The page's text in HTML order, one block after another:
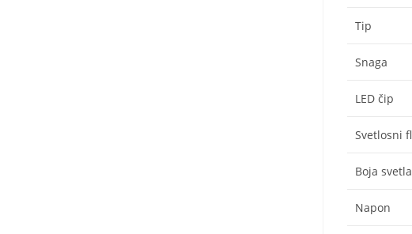
Tip
Snaga
LED čip
Svetlosni
Boja svetla
Napon